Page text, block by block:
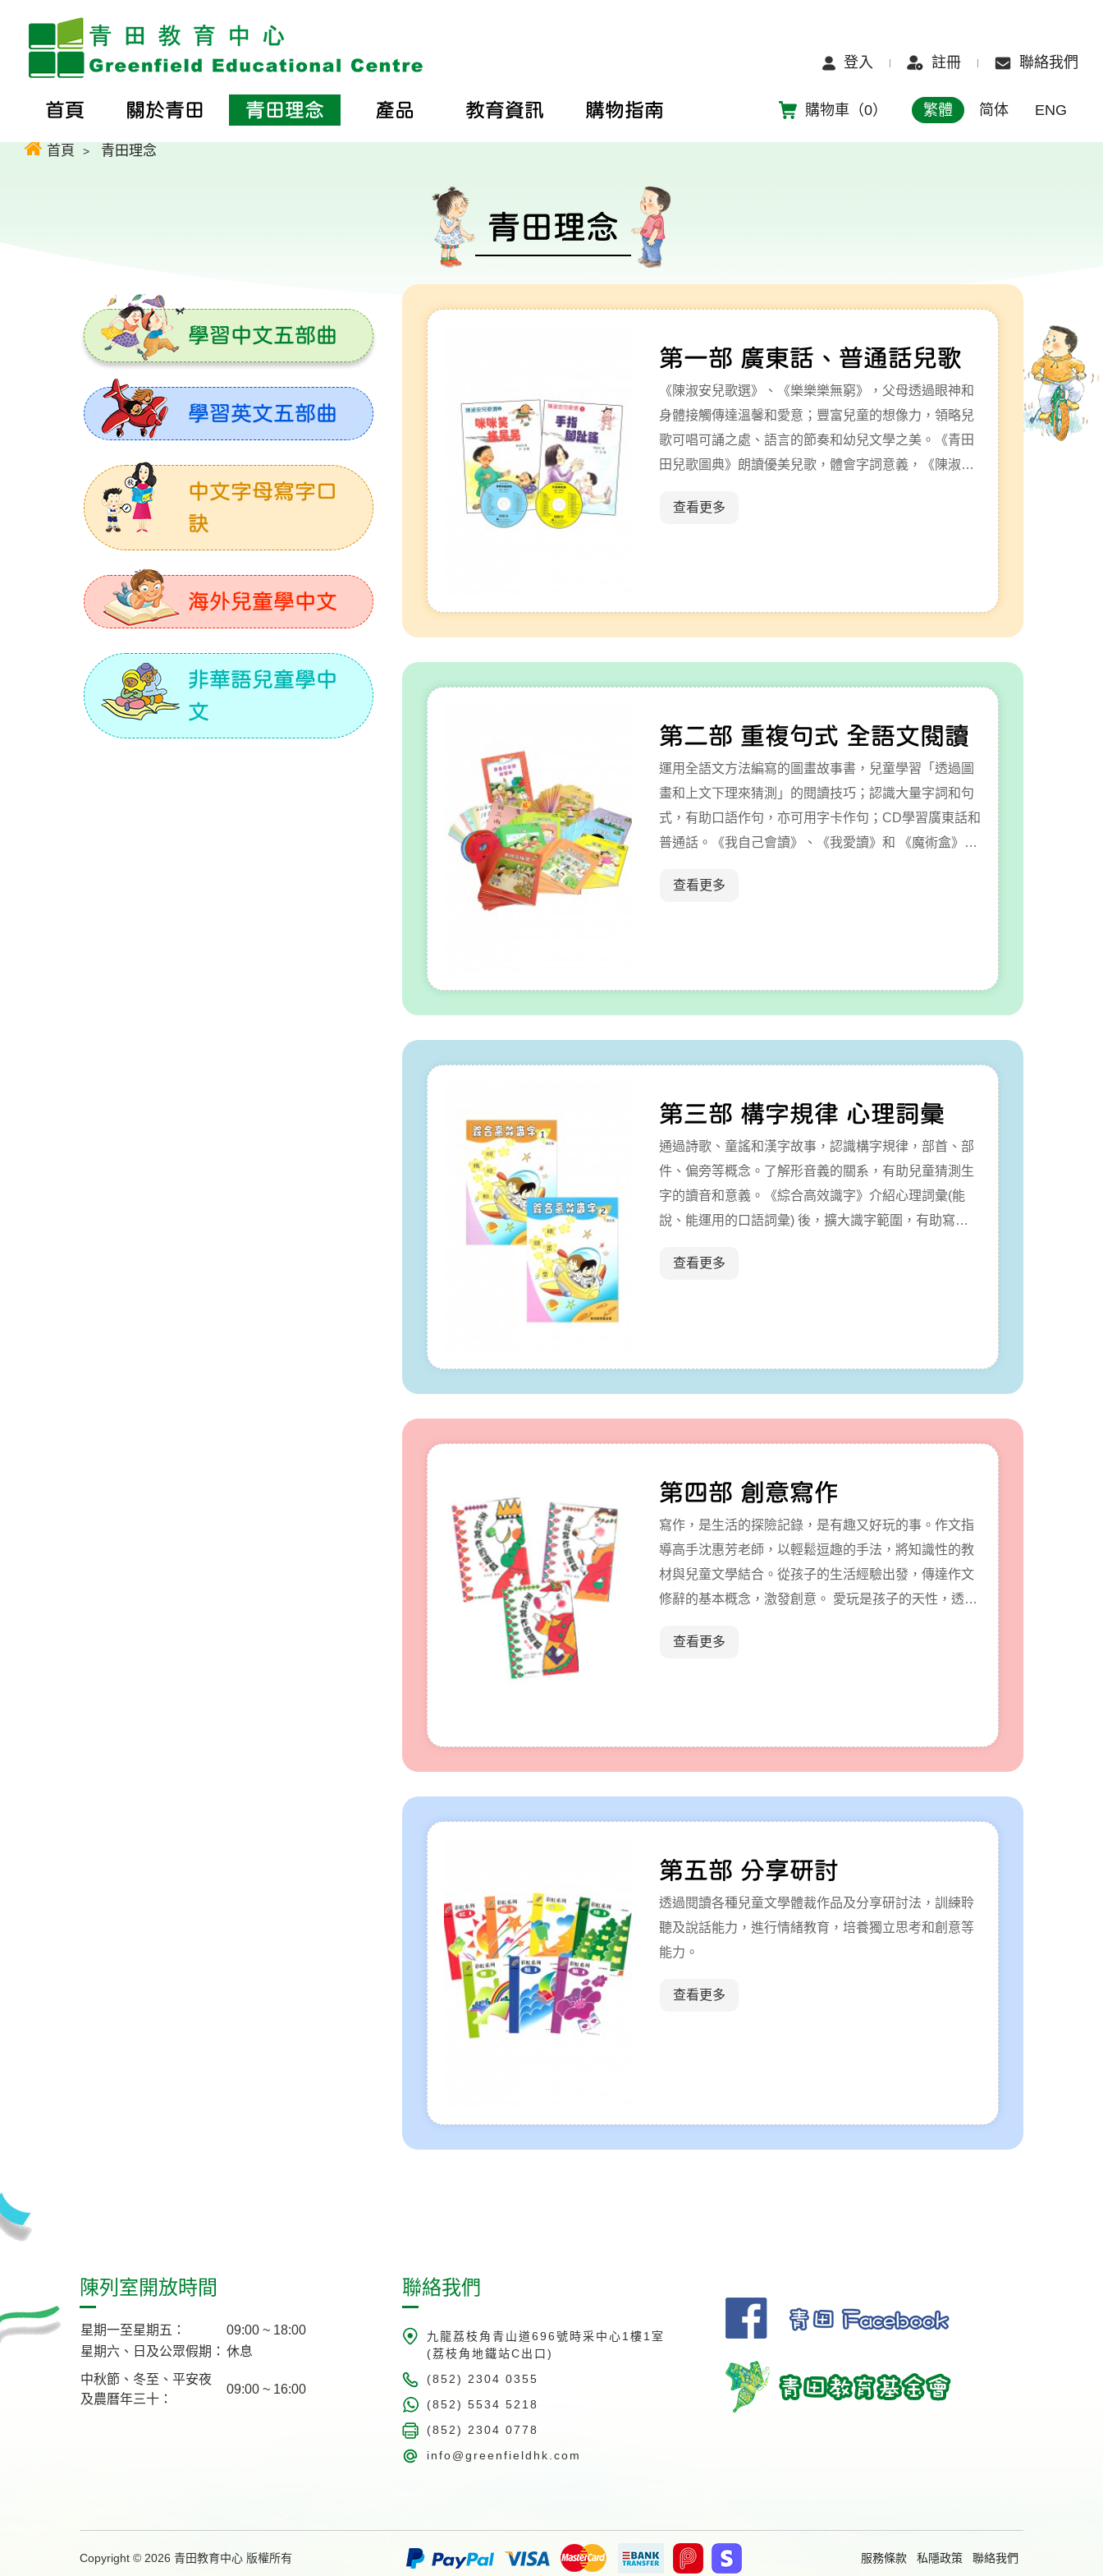
登入 註冊 聯絡我們
首頁 關於青田 青田理念 產品 教育資訊 購物指南 購物車（0） 繁體 简体 ENG
首頁 青田理念
青田理念
學習中文五部曲
學習英文五部曲
中文字母寫字口
訣
海外兒童學中文
非華語兒童學中
文
第一部 廣東話、普通話兒歌
《陳淑安兒歌選》、《樂樂樂無窮》，父母透過眼神和
身體接觸傳達溫馨和愛意；豐富兒童的想像力，領略兒
歌可唱可誦之處、語言的節奏和幼兒文學之美。《青田
田兒歌圖典》朗讀優美兒歌，體會字詞意義，《陳淑安
傳達溫馨和愛意；豐富兒童的想像力，領略兒歌可唱可
查看更多
第二部 重複句式 全語文閱讀
運用全語文方法編寫的圖畫故事書，兒童學習「透過圖
畫和上文下理來猜測」的閱讀技巧；認識大量字詞和句
式，有助口語作句，亦可用字卡作句；CD學習廣東話和
普通話。《我自己會讀》、《我愛讀》和 《魔術盒》共
查看更多
第三部 構字規律 心理詞彙
通過詩歌、童謠和漢字故事，認識構字規律，部首、部
件、偏旁等概念。了解形音義的關系，有助兒童猜測生
字的讀音和意義。《綜合高效識字》介紹心理詞彙(能
說、能運用的口語詞彙) 後，擴大識字範圍，有助寫
查看更多
第四部 創意寫作
寫作，是生活的探險記錄，是有趣又好玩的事。作文指
導高手沈惠芳老師，以輕鬆逗趣的手法，將知識性的教
材與兒童文學結合。從孩子的生活經驗出發，傳達作文
修辭的基本概念，激發創意。 愛玩是孩子的天性，透過
作的遊戲》把寫作和遊戲結合，再配合生活化的教學活
查看更多
第五部 分享研討
透過閱讀各種兒童文學體裁作品及分享研討法，訓練聆
聽及說話能力，進行情緒教育，培養獨立思考和創意等
能力。
查看更多
陳列室開放時間
星期一至星期五：
09:00 ~ 18:00
星期六、日及公眾假期： 休息
中秋節、冬至、平安夜
及農曆年三十：
09:00 ~ 16:00
聯絡我們
九龍荔枝角青山道696號時采中心1樓1室
(荔枝角地鐵站C出口)
(852) 2304 0355
(852) 5534 5218
(852) 2304 0778
info@greenfieldhk.com
Copyright © 2026 青田教育中心 版權所有 服務條款 私隱政策 聯絡我們